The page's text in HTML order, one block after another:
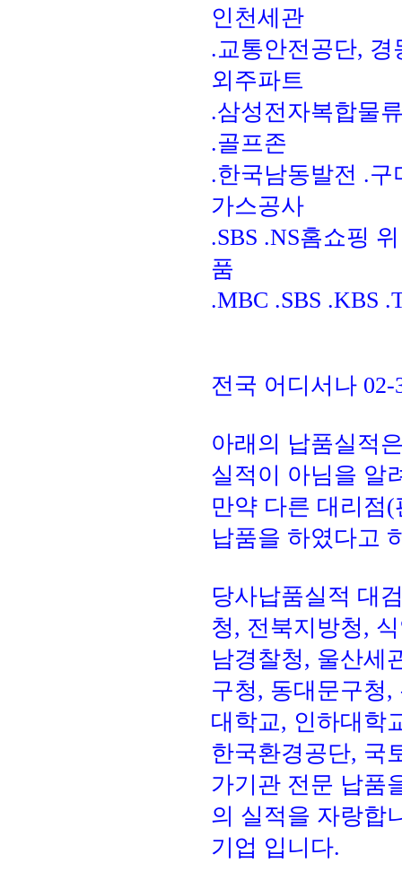
인천세관
.교통안전공단,
외주파트
.삼성전자복합물
.골프존
.한국남동발전 .
가스공사
.SBS .NS홈쇼핑
품
.MBC .SBS .KBS
전국 어디서나 02-
아래의 납품실적
실적이 아님을 알
만약 다른 대리점
납품을 하였다고
당사납품실적 대
청, 전북지방청,
남경찰청, 울산세
구청, 동대문구청
대학교, 인하대학
한국환경공단, 국
가기관 전문 납품
의 실적을 자랑합
기업 입니다.